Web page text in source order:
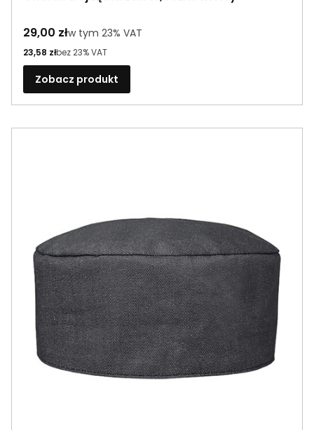
Cena brutto
29,00 złw tym %s VAT
w tym 23% VAT
Cena netto
23,58 złbez 23% VAT
Zobacz produkt